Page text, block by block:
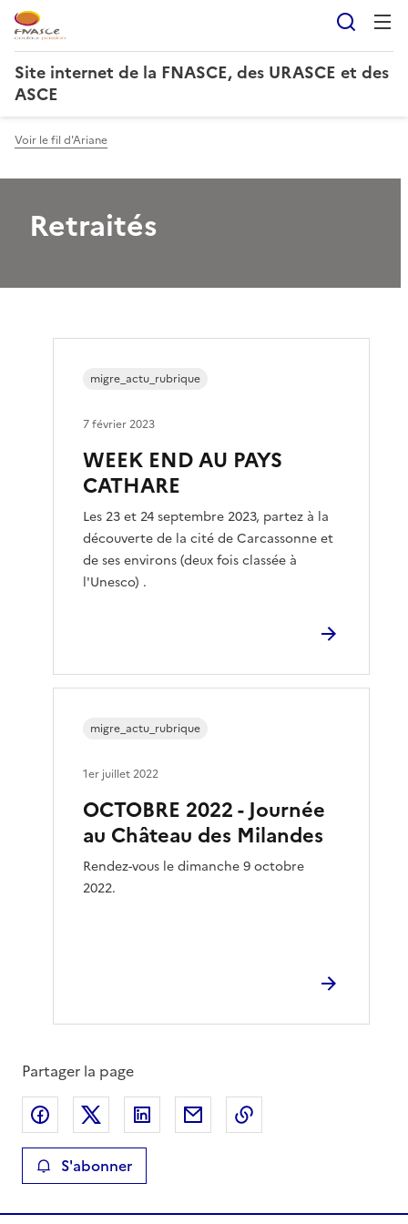
Site internet de la FNASCE, des URASCE et des
ASCE
Voir le fil d'Ariane
Retraités
WEEK END AU PAYS
CATHARE
Les 23 et 24 septembre 2023, partez à la
découverte de la cité de Carcassonne et
de ses environs (deux fois classée à
l'Unesco) .
migre_actu_rubrique
7 février 2023
OCTOBRE 2022 - Journée
au Château des Milandes
Rendez-vous le dimanche 9 octobre
2022.
migre_actu_rubrique
1er juillet 2022
Partager la page
Partager sur Facebook
Partager sur XPartager sur LinkedIn
Partager par email
S'abonner